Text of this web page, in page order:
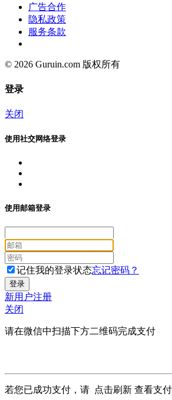
广告合作
隐私政策
服务条款
© 2026 Guruin.com 版权所有
登录
关闭
使用社交网络登录
使用邮箱登录
记住我的登录状态忘记密码？
新用户注册
关闭
请在微信中扫描下方二维码完成支付
若您已成功支付，请 点击刷新 查看支